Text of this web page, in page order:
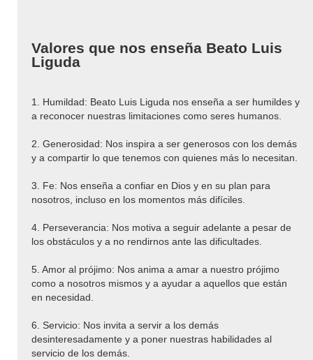
Valores que nos enseña Beato Luis
Liguda
1. Humildad: Beato Luis Liguda nos enseña a ser humildes y
a reconocer nuestras limitaciones como seres humanos.
2. Generosidad: Nos inspira a ser generosos con los demás
y a compartir lo que tenemos con quienes más lo necesitan.
3. Fe: Nos enseña a confiar en Dios y en su plan para
nosotros, incluso en los momentos más difíciles.
4. Perseverancia: Nos motiva a seguir adelante a pesar de
los obstáculos y a no rendirnos ante las dificultades.
5. Amor al prójimo: Nos anima a amar a nuestro prójimo
como a nosotros mismos y a ayudar a aquellos que están
en necesidad.
6. Servicio: Nos invita a servir a los demás
desinteresadamente y a poner nuestras habilidades al
servicio de los demás.